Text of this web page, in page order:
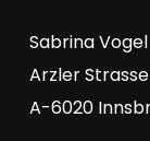
Sabrina Vogel
Arzler
A-6020